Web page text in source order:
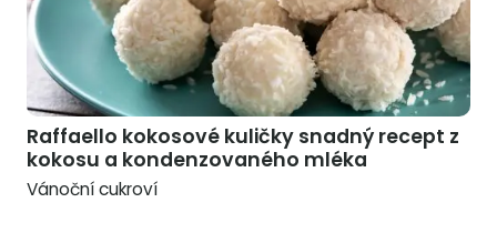
Raffaello kokosové kuličky snadný recept z
kokosu a kondenzovaného mléka
Vánoční cukroví